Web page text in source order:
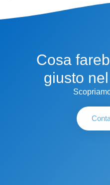
Cosa
giusto